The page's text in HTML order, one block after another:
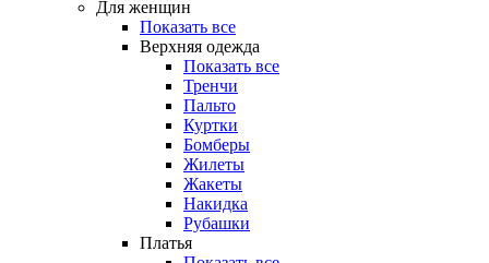
Для женщин
Показать все
Верхняя одежда
Показать все
Тренчи
Пальто
Куртки
Бомберы
Жилеты
Жакеты
Накидка
Рубашки
Платья